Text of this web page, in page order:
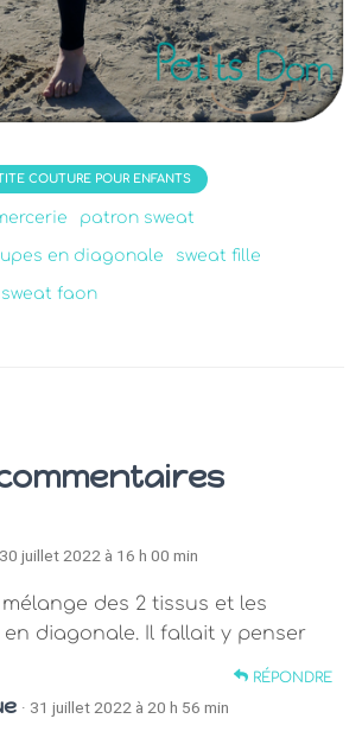
COUTURE POUR ENFANTS
patron sweat
en diagonale sweat fille
faon
30 juillet 2022 à 16 h 00 min
mélange des 2 tissus et les
diagonale. Il fallait y penser
RÉPONDRE
· 31 juillet 2022 à 20 h 56 min